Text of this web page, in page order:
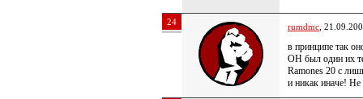
24 rumdmc ,
в принципе так
ОН был один их
Ramones 20 с
и никак иначе!